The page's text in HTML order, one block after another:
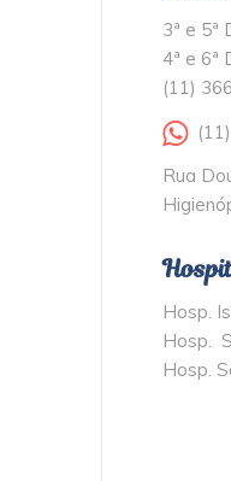
3ª e 5ª
4ª e 6ª
(11)
Rua
Hosp.
Hosp.
Hosp.